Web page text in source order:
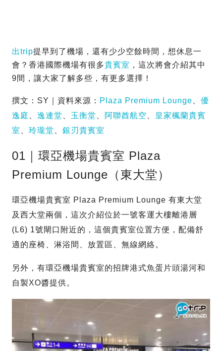
出trip提早到了機場，還有少少空餘時間，想休息一
會？香港國際機場有很多貴賓室 ，這次將會介紹其中
9間，讓大家了解多些，有更多選擇！
撰文：SY｜資料來源： Plaza Premium Lounge
優
逸庭
逸連堂 玉衡堂 阿聯酋航空
皇家楓蘭貴賓
室
玲瓏堂 銀刃貴賓室
01｜環亞機場貴賓室 Plaza
Premium Lounge（東大堂）
環亞機場貴賓室 Plaza Premium Lounge 有東大堂
及西大堂兩個，這次介紹位於一號客運大樓離港層
(L6) 1號閘口附近的，這個貴賓室位置方便，配備舒
適的座椅、淋浴間、放置區、無線網絡。
另外，有環亞機場貴賓室的招牌港式魚蛋片頭湯河和
自製XO醬提供。